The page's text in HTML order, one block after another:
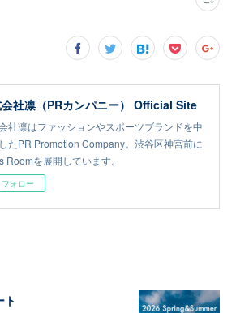
社凛（PRカンパニー） Official Site
社凛はファッションやスポーツブランドを中
たPR Promotion Company。渋谷区神宮前に
Roomを展開しています。
フォロー
ト